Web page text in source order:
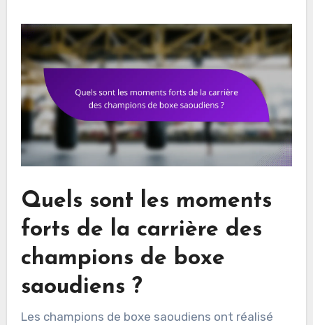
Quels sont les moments
forts de la carrière des
champions de boxe
saoudiens ?
Les champions de boxe saoudiens ont réalisé